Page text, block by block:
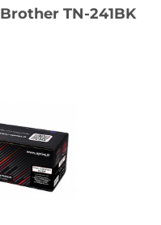
TN-241BK